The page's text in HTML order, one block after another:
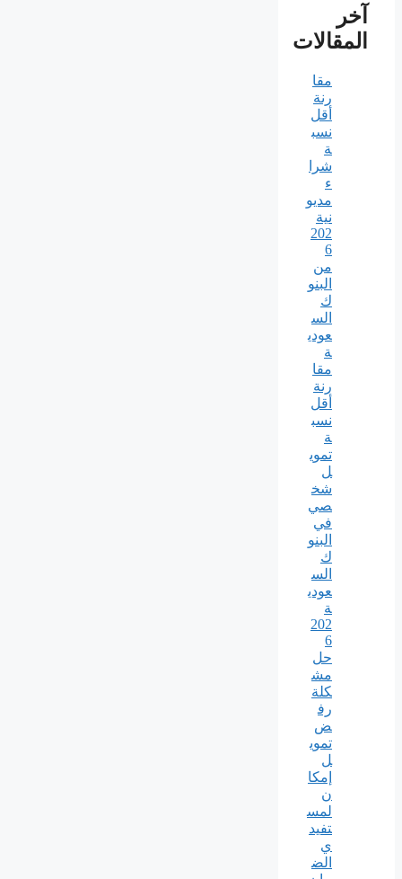
آخر
المقالات
مقا
رنة
أقل
نسب
ة
شرا
ء
مديو
نية
202
6
من
البنو
ك
الس
عودي
ة
مقا
رنة
أقل
نسب
ة
تموي
ل
شخ
صي
في
البنو
ك
الس
عودي
ة
202
6
حل
مش
كلة
رف
ض
تموي
ل
إمكا
ن
لمس
تفيد
ي
الض